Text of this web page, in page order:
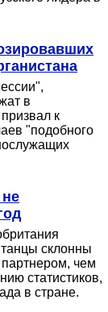
в
к
"подобного
склонны
чем
статистиков,
в стране.